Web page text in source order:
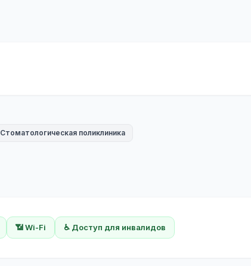
Стоматологическая поликлиника
📶 Wi-Fi ♿ Доступ для инвалидов